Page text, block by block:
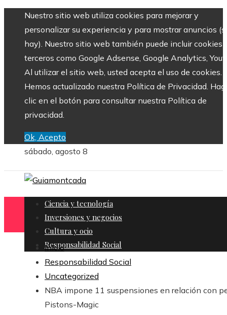
Nuestro sitio web utiliza cookies para mejorar y
personalizar su experiencia y para mostrar anuncios
hay). Nuestro sitio web también puede incluir cookies
terceros como Google Adsense, Google Analytics,
Al utilizar el sitio web, usted acepta el uso de cookies.
Hemos actualizado nuestra Política de Privacidad.
clic en el botón para consultar nuestra Política de
privacidad.
Ok, Acepto
sábado, agosto 8
Ciencia y tecnología
Inversiones y negocios
Cultura y ocio
Responsabilidad Social
Inicio
Responsabilidad Social
Uncategorized
NBA impone 11 suspensiones en relación con
Pistons-Magic